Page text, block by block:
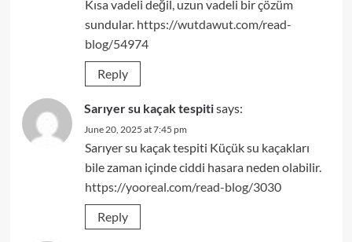
Kısa vadeli değil, uzun vadeli bir çözüm
sundular. https://wutdawut.com/read-
blog/54974
Reply
Sarıyer su kaçak tespitisays:
June 20, 2025 at 7:45 pm
Sarıyer su kaçak tespiti Küçük su kaçakları
bile zaman içinde ciddi hasara neden olabilir.
https://yooreal.com/read-blog/3030
Reply